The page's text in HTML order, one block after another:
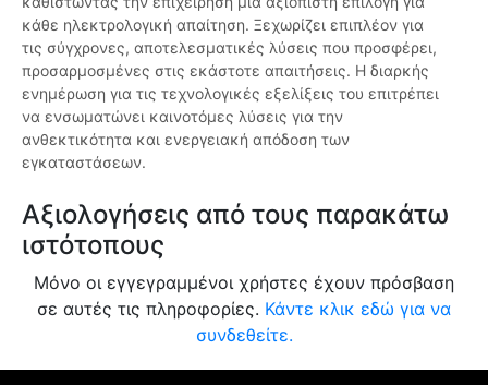
κάθε ηλεκτρολογική απαίτηση. Ξεχωρίζει επιπλέον για
τις σύγχρονες, αποτελεσματικές λύσεις που προσφέρει,
προσαρμοσμένες στις εκάστοτε απαιτήσεις. Η διαρκής
ενημέρωση για τις τεχνολογικές εξελίξεις του επιτρέπει
να ενσωματώνει καινοτόμες λύσεις για την
ανθεκτικότητα και ενεργειακή απόδοση των
εγκαταστάσεων.
Αξιολογήσεις από τους παρακάτω
ιστότοπους
Μόνο οι εγγεγραμμένοι χρήστες έχουν πρόσβαση
σε αυτές τις πληροφορίες. Κάντε κλικ εδώ για να
συνδεθείτε.